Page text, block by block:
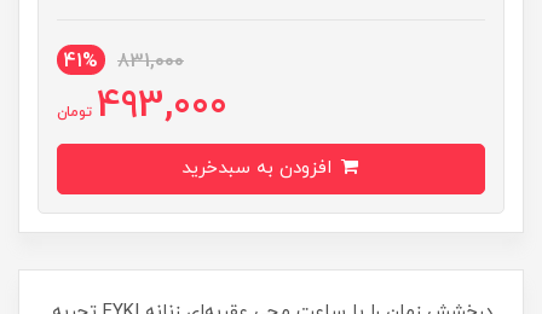
831,000
41%
493,000 تومان